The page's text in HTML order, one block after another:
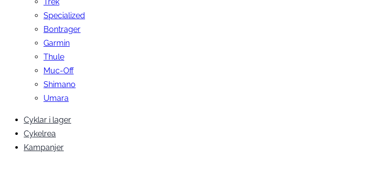
Specialized
Bontrager
Garmin
Thule
Muc-Off
Shimano
Umara
Cyklar i lager
Cykelrea
Kampanjer